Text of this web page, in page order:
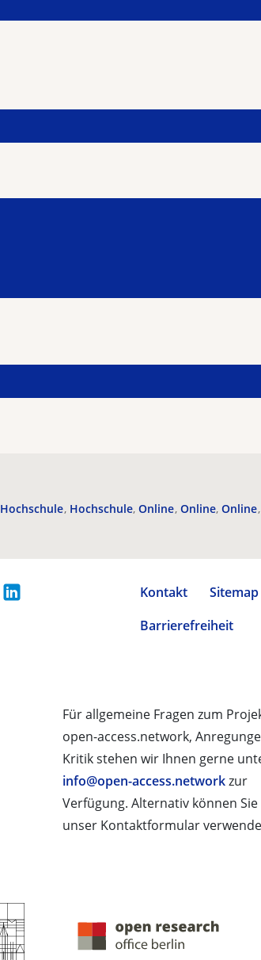
Hochschule Hochschule Online Online Online
Kontakt Sitemap
Barrierefreiheit
Für allgemeine Fragen zum
open-access.network,
Kritik stehen wir Ihnen gerne
info@open-access.networkzur
Verfügung. Alternativ können Sie
unser Kontaktformular